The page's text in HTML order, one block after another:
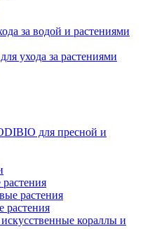
за водой и растениями
ухода за растениями
для пресной и
растения
растения
кораллы и